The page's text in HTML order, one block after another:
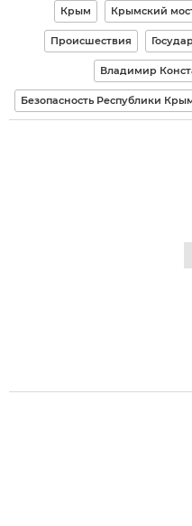
Крым Крымский
Происшествия
Владимир
Безопасность Республики